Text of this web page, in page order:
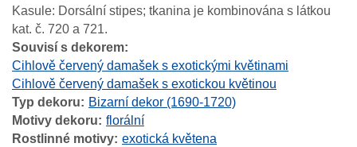
Kasule: Dorsální stipes; tkanina je kombinována s látkou
kat. č. 720 a 721.
Souvisí s dekorem
Cihlově červený damašek s exotickými květinami
Cihlově červený damašek s exotickou květinou
Typ dekoru
Bizarní dekor (1690-1720)
Motivy dekoru
florální
Rostlinné motivy exotická květena